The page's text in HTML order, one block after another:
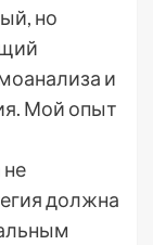
но
и
Мой опыт
не
должна